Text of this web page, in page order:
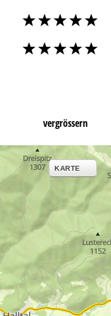
vergrössern
KARTE